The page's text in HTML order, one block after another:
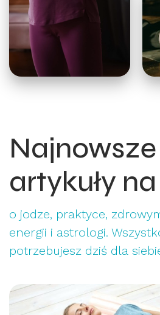
Najnowsze
artykuły
o jodze, praktyce,
energii i astrologi.
potrzebujesz dziś dla